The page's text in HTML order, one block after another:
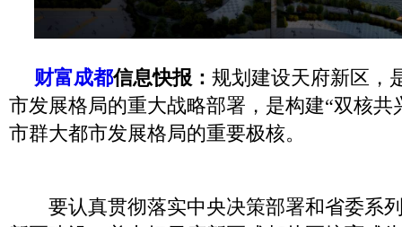
财富成都信息快报： 规划建设天府新区，
市发展格局的重大战略部署，是构建“双核共
市群大都市发展格局的重要极核。
要认真贯彻落实中央决策部署和省委系